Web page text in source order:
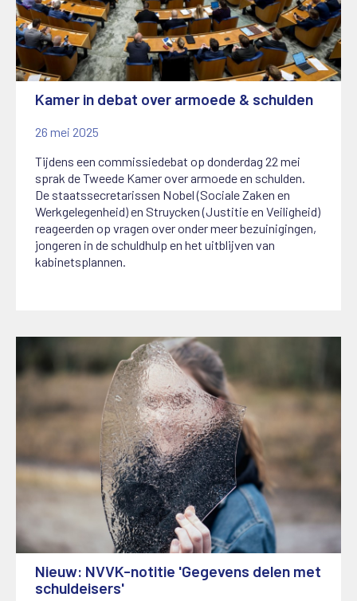
Kamer in debat over armoede & schulden
26 mei 2025
Tijdens een commissiedebat op donderdag 22 mei
sprak de Tweede Kamer over armoede en schulden.
De staatssecretarissen Nobel (Sociale Zaken en
Werkgelegenheid) en Struycken (Justitie en Veiligheid)
reageerden op vragen over onder meer bezuinigingen,
jongeren in de schuldhulp en het uitblijven van
kabinetsplannen.
Nieuw: NVVK-notitie 'Gegevens delen met
schuldeisers'